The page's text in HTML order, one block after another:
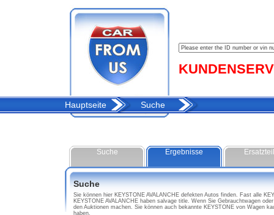
Hauptseite Suche
Suche Ergebnisse
Suche
Sie können hier KEYSTONE AVALANCHE defekten Autos finden. Fast alle
KEYSTONE AVALANCHE haben salvage title. Wenn Sie Gebrauchtwagen
den Auktionen machen. Sie können auch bekannte KEYSTONE von Wagen
haben.